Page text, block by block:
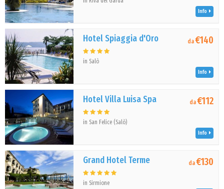
Info
Hotel Spiaggia d'Oro
in Salò
da€140
Info
Hotel Villa Luisa Spa
in San Felice (Salò)
da€112
Info
Grand Hotel Terme
in Sirmione
da€130